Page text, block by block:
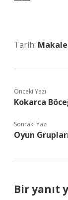
Tarih:
Önceki Yazı
Kokarca
Sonraki Yazı
Oyun
Bir yanıt